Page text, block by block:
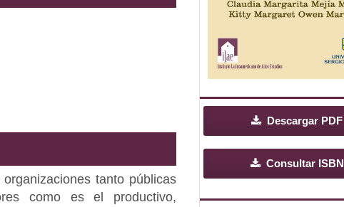
tanto públicas
como es el productivo,
Descargar PDF
Consultar ISBN